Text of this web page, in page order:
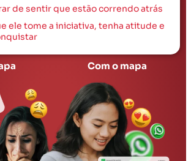
de sentir que estão correndo atrás
ele tome a iniciativa, tenha atitude e
Com o mapa